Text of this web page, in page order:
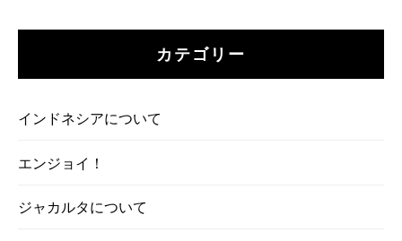
カテゴリー
インドネシアについて
エンジョイ！
ジャカルタについて